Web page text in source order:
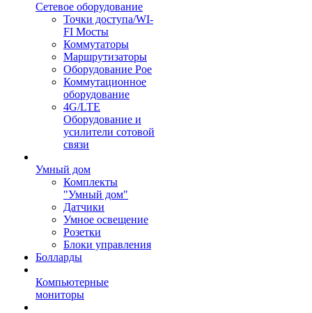
Сетевое оборудование
Точки доступа/WI-
FI Мосты
Коммутаторы
Маршрутизаторы
Оборудование Poe
Коммутационное
оборудование
4G/LTE
Оборудование и
усилители сотовой
связи
Умный дом
Комплекты
"Умный дом"
Датчики
Умное освещение
Розетки
Блоки управления
Болларды
Компьютерные
мониторы